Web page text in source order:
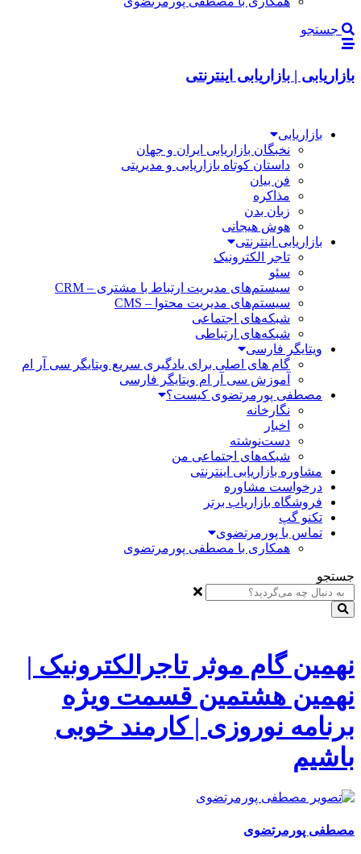
جستجو
بازاریابی | بازاریابی اینترنتی
بازاریابی
نخبگان بازاریابی ایران و جهان
داستان کوتاه بازاریابی و مدیریتی
فن بیان
مذاکره
زبان بدن
هوش هیجانی
بازاریابی اینترنتی
تاجر الکترونیک
سئو
سیستم‌های مدیریت ارتباط با مشتری – CRM
سیستم‌های مدیریت محتوا – CMS
شبکه‌های اجتماعی
شبکه‌های ارتباطی
ویتایگر فارسی
گام های اصلی برای یادگیری سریع ویتایگر سی آر ام
آموزش سی آر ام ویتایگر فارسی
مصطفی پورمرتضوی کیست؟
نگارخانه
اخبار
دست‌نوشته
شبکه‌های اجتماعی من
مشاوره بازاریابی اینترنتی
درخواست مشاوره
فروشگاه بازاریاب برتر
تکنو گپ
تماس با پورمرتضوی
همکاری با مصطفی پورمرتضوی
جستجو
نهمین گام موثر تاجرالکترونیک |
نهمین هشتمین قسمت ویژه
برنامه نوروزی | کارمند خوبی
باشیم
مصطفی پورمرتضوی